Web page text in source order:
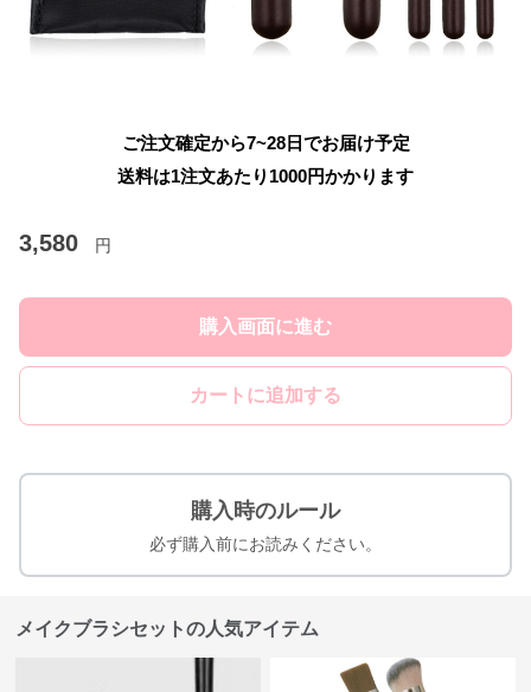
ご注文確定から7~28日でお届け予定
送料は1注文あたり 1000円かかります
3,580 円
購入画面に進む
カートに追加する
購入時のルール
必ず購入前にお読みください。
メイクブラシセットの人気アイテム